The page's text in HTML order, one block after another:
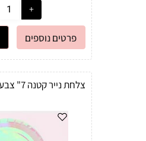
פרטים נוספים
צלחת נייר קטנה 7" צבע לבן מטאלי- 10 יח'